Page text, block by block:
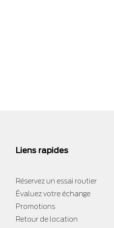
Liens rapides
Réservez un essai routier
Évaluez votre échange
Promotions
Retour de location